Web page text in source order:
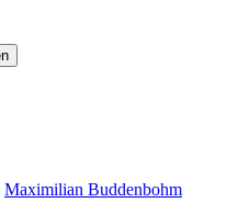
Maximilian Buddenbohm